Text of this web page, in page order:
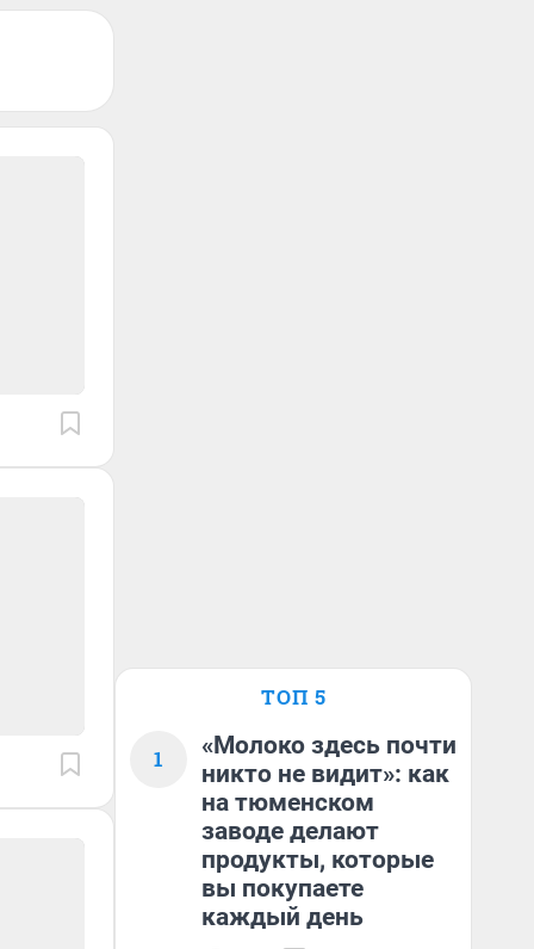
ТОП 5
1
«Молоко здесь почти
никто не видит»: как
на тюменском
заводе делают
продукты, которые
вы покупаете
каждый день